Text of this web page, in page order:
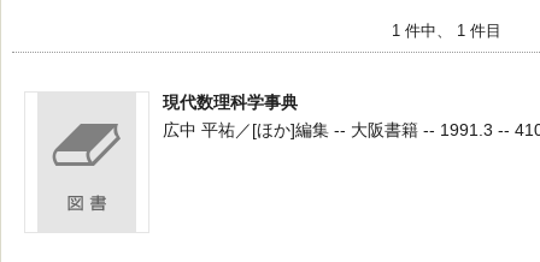
1 件中、 1 件目
現代数理科学事典
広中 平祐／[ほか]編集 -- 大阪書籍 -- 1991.3 --